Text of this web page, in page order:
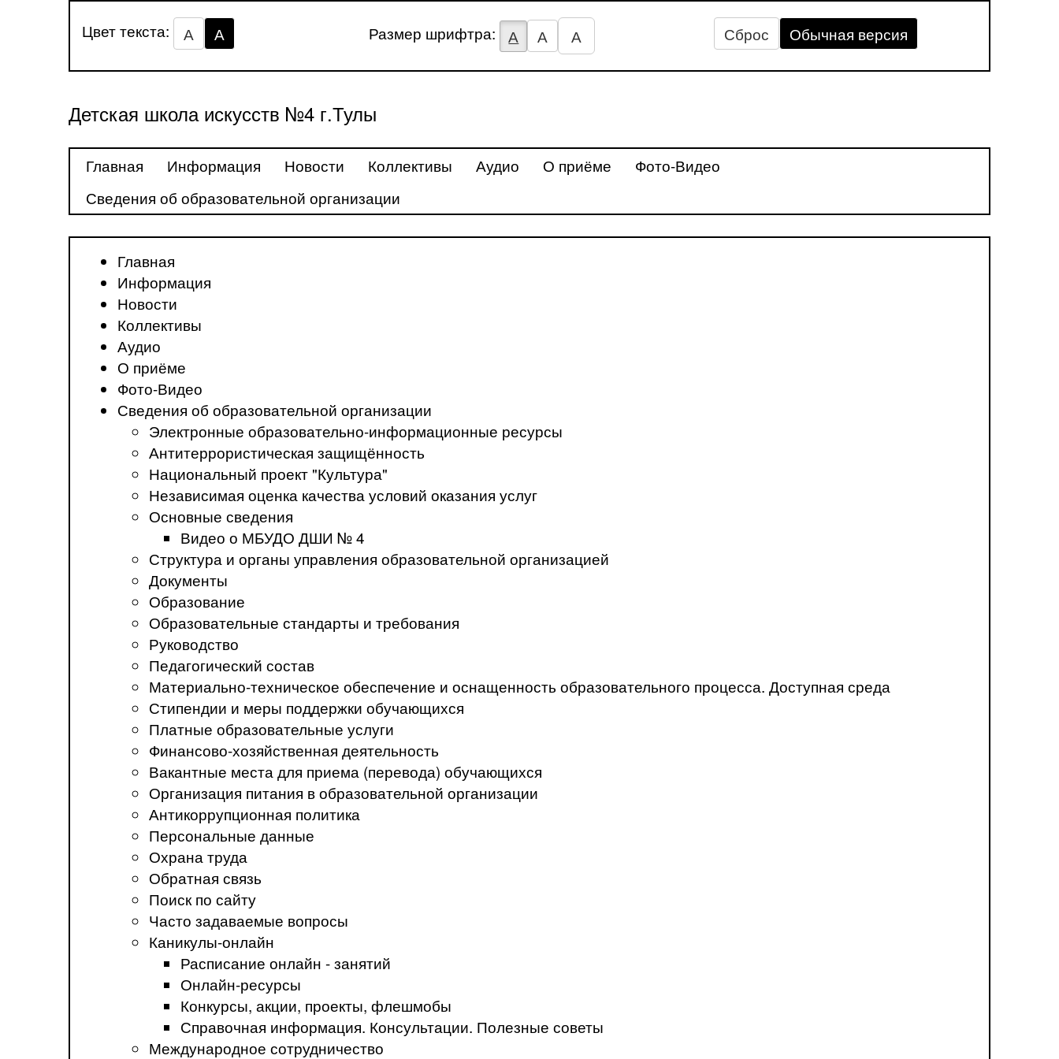
Цвет текста: А А Размер шрифтра: А А А Сброс Обычная версия
Детская школа искусств №4 г.Тулы
Главная Информация Новости Коллективы Аудио О приёме
Фото-Видео
Сведения об образовательной организации
Главная
Информация
Новости
Коллективы
Аудио
О приёме
Фото-Видео
Сведения об образовательной организации
Электронные образовательно-информационные ресурсы
Антитеррористическая защищённость
Национальный проект "Культура"
Независимая оценка качества условий оказания услуг
Основные сведения
Видео о МБУДО ДШИ № 4
Структура и органы управления образовательной организацией
Документы
Образование
Образовательные стандарты и требования
Руководство
Педагогический состав
Материально-техническое обеспечение и оснащенность образовательного процесса. Доступная среда
Стипендии и меры поддержки обучающихся
Платные образовательные услуги
Финансово-хозяйственная деятельность
Вакантные места для приема (перевода) обучающихся
Организация питания в образовательной организации
Антикоррупционная политика
Персональные данные
Охрана труда
Обратная связь
Поиск по сайту
Часто задаваемые вопросы
Каникулы-онлайн
Расписание онлайн - занятий
Онлайн-ресурсы
Конкурсы, акции, проекты, флешмобы
Справочная информация. Консультации. Полезные советы
Международное сотрудничество